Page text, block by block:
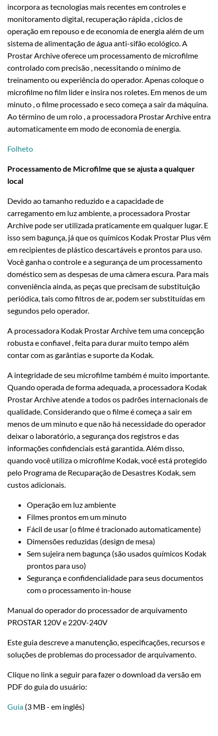
incorpora as tecnologias mais recentes em controles e
monitoramento digital, recuperação rápida , ciclos de
operação em repouso e de economia de energia além de um
sistema de alimentação de água anti-sifão ecológico. A
Prostar Archive oferece um processamento de microfilme
controlado com precisão , necessitando o mínimo de
treinamento ou experiência do operador. Apenas coloque o
microfilme no film lider e insira nos roletes. Em menos de um
minuto , o filme processado e seco começa a sair da máquina.
Ao término de um rolo , a processadora Prostar Archive entra
automaticamente em modo de economia de energia.
Folheto
Processamento de Microfilme que se ajusta a qualquer
local
Devido ao tamanho reduzido e a capacidade de
carregamento em luz ambiente, a processadora Prostar
Archive pode ser utilizada praticamente em qualquer lugar. E
isso sem bagunça, já que os químicos Kodak Prostar Plus vêm
em recipientes de plástico descartáveis e prontos para uso.
Você ganha o controle e a segurança de um processamento
doméstico sem as despesas de uma câmera escura. Para mais
conveniência ainda, as peças que precisam de substituição
periódica, tais como filtros de ar, podem ser substituídas em
segundos pelo operador.
A processadora Kodak Prostar Archive tem uma concepção
robusta e confiavel , feita para durar muito tempo além
contar com as garântias e suporte da Kodak.
A integridade de seu microfilme também é muito importante.
Quando operada de forma adequada, a processadora Kodak
Prostar Archive atende a todos os padrões internacionais de
qualidade. Considerando que o filme é começa a sair em
menos de um minuto e que não há necessidade do operador
deixar o laboratório, a segurança dos registros e das
informações confidenciais está garantida. Além disso,
quando você utiliza o microfilme Kodak, você está protegido
pelo Programa de Recuparação de Desastres Kodak, sem
custos adicionais.
Operação em luz ambiente
Filmes prontos em um minuto
Fácil de usar (o filme é tracionado automaticamente)
Dimensões reduzidas (design de mesa)
Sem sujeira nem bagunça (são usados químicos Kodak
prontos para uso)
Segurança e confidencialidade para seus documentos
com o processamento in-house
Manual do operador do processador de arquivamento
PROSTAR 120V e 220V-240V
Este guia descreve a manutenção, especificações, recursos e
soluções de problemas do processador de arquivamento.
Clique no link a seguir para fazer o download da versão em
PDF do guia do usuário:
Guia (3 MB - em inglês)